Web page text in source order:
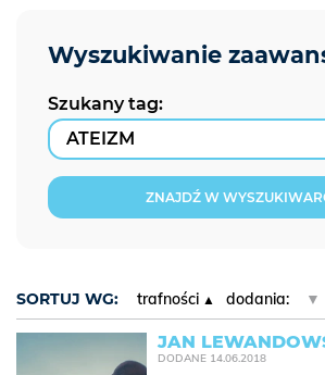
Szukany tag:
ZNAJDŹ W
SORTUJ WG: trafności dodania: ▼
JAN
DODANE 14.06.2018